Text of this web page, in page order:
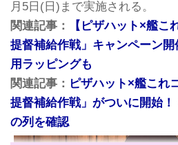
月5日(日)まで実施される。
関連記事：
【ピザハット×艦こ
提督補給作戦」キャンペーン
用ラッピングも
関連記事： ピザハット×艦これ
提督補給作戦」がついに開始
の列を確認